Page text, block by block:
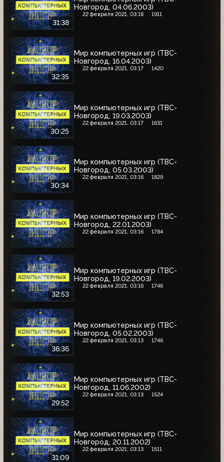
31:38
Новгород, 04.06.2003)
22 февраля 2021, 03:18 1911
32:35
Мир компьютерных игр (ТВС-
Новгород, 16.04.2003)
22 февраля 2021, 03:17 1420
30:25
Мир компьютерных игр (ТВС-
Новгород, 19.03.2003)
22 февраля 2021, 03:17 1631
30:34
Мир компьютерных игр (ТВС-
Новгород, 05.03.2003)
22 февраля 2021, 03:16 1829
Мир компьютерных игр (ТВС-
Новгород, 22.01.2003)
22 февраля 2021, 03:16 1784
32:53
Мир компьютерных игр (ТВС-
Новгород, 19.02.2003)
22 февраля 2021, 03:16 1746
36:36
Мир компьютерных игр (ТВС-
Новгород, 05.02.2003)
22 февраля 2021, 03:13 1746
29:52
Мир компьютерных игр (ТВС-
Новгород, 11.06.2002)
22 февраля 2021, 03:13 1524
31:09
Мир компьютерных игр (ТВС-
Новгород, 20.11.2002)
22 февраля 2021, 03:13 1511